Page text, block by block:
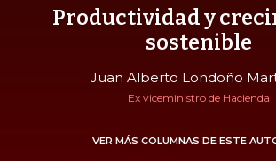
Productividad y
sostenible
Juan Alberto Londoño
Ex viceministro de Hacienda
VER MÁS COLUMNAS DE ESTE